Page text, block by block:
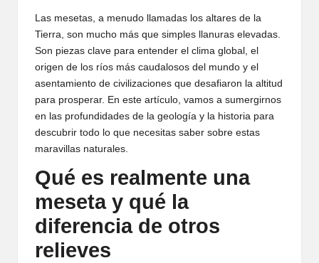
Las mesetas, a menudo llamadas los altares de la
Tierra, son mucho más que simples llanuras elevadas.
Son piezas clave para entender el clima global, el
origen de los ríos más caudalosos del mundo y el
asentamiento de civilizaciones que desafiaron la altitud
para prosperar. En este artículo, vamos a sumergirnos
en las profundidades de la geología y la historia para
descubrir todo lo que necesitas saber sobre estas
maravillas naturales.
Qué es realmente una
meseta y qué la
diferencia de otros
relieves